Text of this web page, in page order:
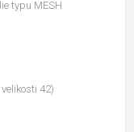
typu MESH
42)